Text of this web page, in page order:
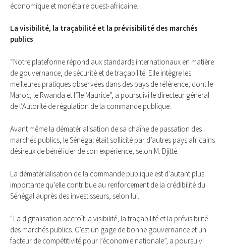
économique et monétaire ouest-africaine.
La visibilité, la traçabilité et la prévisibilité des marchés
publics
“Notre plateforme répond aux standards internationaux en matière
de gouvernance, de sécurité et de traçabilité. Elle intègre les
meilleures pratiques observées dans des pays de référence, dont le
Maroc, le Rwanda et l’île Maurice”, a poursuivi le directeur général
de l’Autorité de régulation de la commande publique.
Avant même la dématérialisation de sa chaîne de passation des
marchés publics, le Sénégal était sollicité par d’autres pays africains
désireux de bénéficier de son expérience, selon M. Djitté.
La dématérialisation de la commande publique est d’autant plus
importante qu’elle contribue au renforcement de la crédibilité du
Sénégal auprès des investisseurs, selon lui.
“La digitalisation accroît la visibilité, la traçabilité et la prévisibilité
des marchés publics. C’est un gage de bonne gouvernance et un
facteur de compétitivité pour l’économie nationale”, a poursuivi